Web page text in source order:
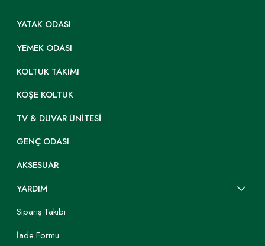
YATAK ODASI
YEMEK ODASI
KOLTUK TAKIMI
KÖŞE KOLTUK
TV & DUVAR ÜNITESI
GENÇ ODASI
AKSESUAR
YARDIM
Sipariş Takibi
İade Formu